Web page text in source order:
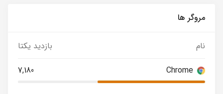
مروگر ها
نام
بازدید یکتا
Chrome
7,180